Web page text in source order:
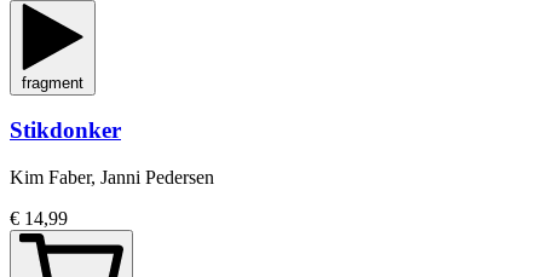
fragment
Stikdonker
Kim Faber, Janni Pedersen
€ 14,99